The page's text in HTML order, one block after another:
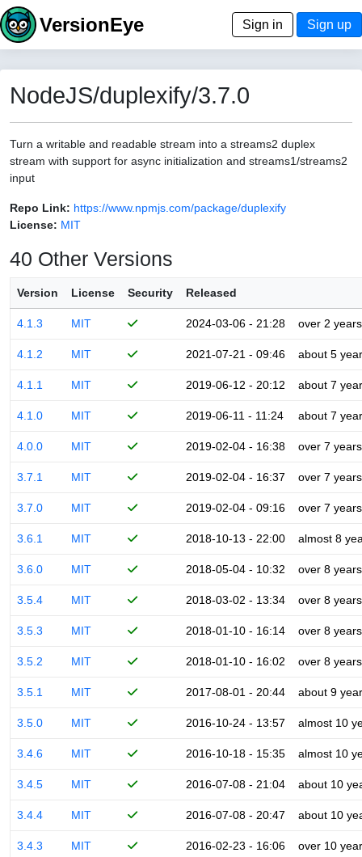
VersionEye Sign in Sign up
NodeJS/duplexify/3.7.0
Turn a writable and readable stream into a streams2 duplex
stream with support for async initialization and streams1/streams2
input
Repo Link: https://www.npmjs.com/package/duplexify
License: MIT
40 Other Versions
Version License Security Released
4.1.3 MIT 2024-03-06 - 21:28 over 2 years
4.1.2 MIT 2021-07-21 - 09:46 about 5
4.1.1 MIT 2019-06-12 - 20:12 about 7
4.1.0 MIT 2019-06-11 - 11:24 about 7
4.0.0 MIT 2019-02-04 - 16:38 over 7 years
3.7.1 MIT 2019-02-04 - 16:37 over 7 years
3.7.0 MIT 2019-02-04 - 09:16 over 7 years
3.6.1 MIT 2018-10-13 - 22:00 almost 8
3.6.0 MIT 2018-05-04 - 10:32 over 8 years
3.5.4 MIT 2018-03-02 - 13:34 over 8 years
3.5.3 MIT 2018-01-10 - 16:14 over 8 years
3.5.2 MIT 2018-01-10 - 16:02 over 8 years
3.5.1 MIT 2017-08-01 - 20:44 about 9
3.5.0 MIT 2016-10-24 - 13:57 almost 10
3.4.6 MIT 2016-10-18 - 15:35 almost 10
3.4.5 MIT 2016-07-08 - 21:04 about 10
3.4.4 MIT 2016-07-08 - 20:47 about 10
3.4.3 MIT 2016-02-23 - 16:06 over 10